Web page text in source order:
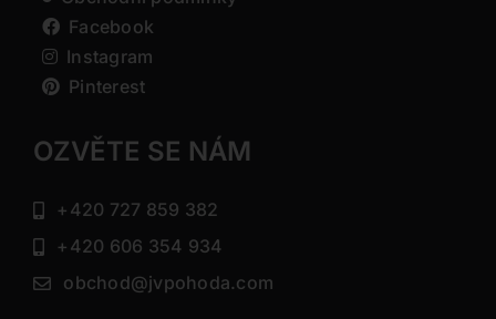
Facebook
Instagram
Pinterest
OZVĚTE SE NÁM
+420 727 859 382
+420 606 354 934
obchod@jvpohoda.com